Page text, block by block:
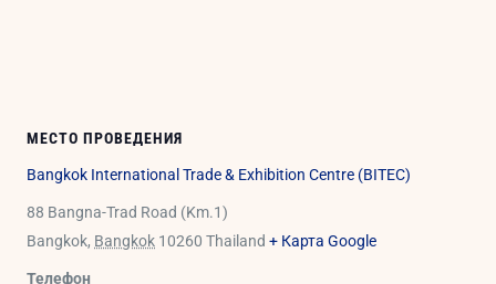
МЕСТО ПРОВЕДЕНИЯ
Bangkok International Trade & Exhibition Centre (BITEC)
88 Bangna-Trad Road (Km.1)
Bangkok, Bangkok 10260 Thailand + Карта Google
Телефон